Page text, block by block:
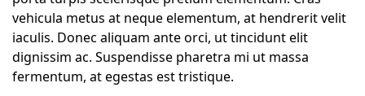
vehicula metus at neque elementum, at hendrerit velit
iaculis. Donec aliquam ante orci, ut tincidunt elit
dignissim ac. Suspendisse pharetra mi ut massa
fermentum, at egestas est tristique.